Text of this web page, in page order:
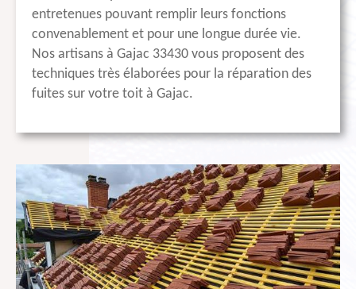
entretenues pouvant remplir leurs fonctions
convenablement et pour une longue durée vie.
Nos artisans à Gajac 33430 vous proposent des
techniques très élaborées pour la réparation des
fuites sur votre toit à Gajac.